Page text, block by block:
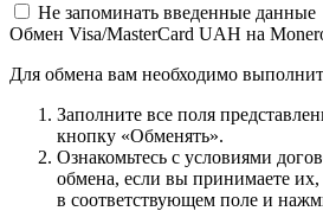
Не запоминать введенные данные
Обмен Visa/MasterCard UAH на
Для обмена вам необходимо
Заполните все поля
кнопку «Обменять».
Ознакомьтесь с условиями
обмена, если вы принимаете их,
в соответствующем поле и